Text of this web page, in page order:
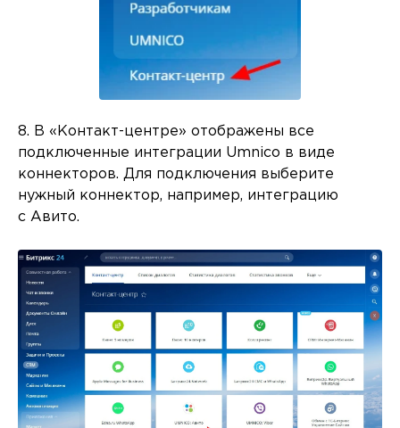
8. В «Контакт-центре» отображены все
подключенные интеграции Umnico в виде
коннекторов. Для подключения выберите
нужный коннектор, например, интеграцию
с Авито.